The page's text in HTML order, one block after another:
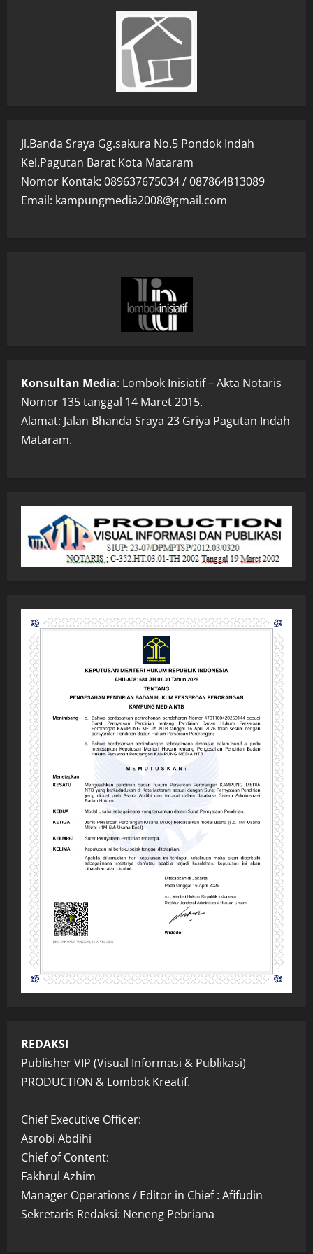
Jl.Banda Sraya Gg.sakura No.5 Pondok Indah
Kel.Pagutan Barat Kota Mataram
Nomor Kontak: 089637675034 / 087864813089
Email: kampungmedia2008@gmail.com
Konsultan Media: Lombok Inisiatif – Akta Notaris
Nomor 135 tanggal 14 Maret 2015.
Alamat: Jalan Bhanda Sraya 23 Griya Pagutan Indah
Mataram.
REDAKSI
Publisher VIP (Visual Informasi & Publikasi)
PRODUCTION & Lombok Kreatif.
Chief Executive Officer:
Asrobi Abdihi
Chief of Content:
Fakhrul Azhim
Manager Operations / Editor in Chief : Afifudin
Sekretaris Redaksi: Neneng Pebriana